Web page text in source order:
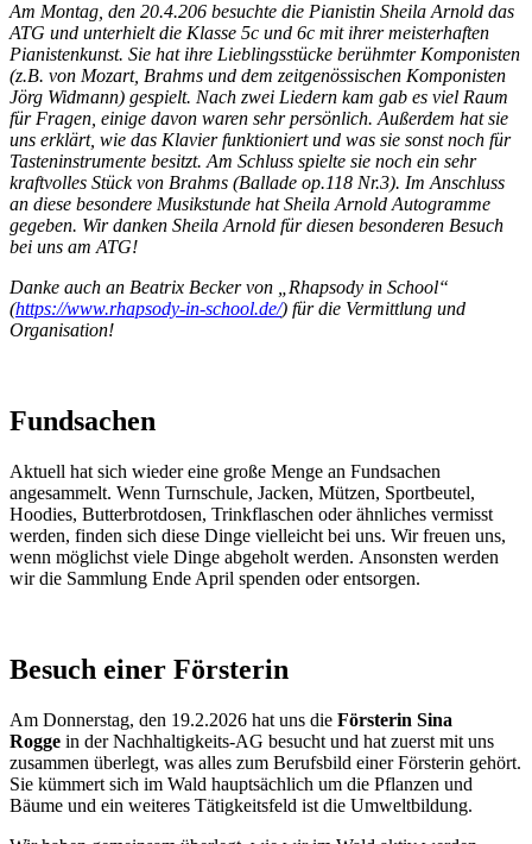
Am Montag, den 20.4.206 besuchte die Pianistin Sheila Arnold das
ATG und unterhielt die Klasse 5c und 6c mit ihrer meisterhaften
Pianistenkunst. Sie hat ihre Lieblingsstücke berühmter Komponisten
(z.B. von Mozart, Brahms und dem zeitgenössischen Komponisten
Jörg Widmann) gespielt. Nach zwei Liedern kam gab es viel Raum
für Fragen, einige davon waren sehr persönlich. Außerdem hat sie
uns erklärt, wie das Klavier funktioniert und was sie sonst noch für
Tasteninstrumente besitzt. Am Schluss spielte sie noch ein sehr
kraftvolles Stück von Brahms (Ballade op.118 Nr.3). Im Anschluss
an diese besondere Musikstunde hat Sheila Arnold Autogramme
gegeben. Wir danken Sheila Arnold für diesen besonderen Besuch
bei uns am ATG!
Danke auch an Beatrix Becker von „Rhapsody in School“
(https://www.rhapsody-in-school.de/) für die Vermittlung und
Organisation!
Fundsachen
Aktuell hat sich wieder eine große Menge an Fundsachen
angesammelt. Wenn Turnschule, Jacken, Mützen, Sportbeutel,
Hoodies, Butterbrotdosen, Trinkflaschen oder ähnliches vermisst
werden, finden sich diese Dinge vielleicht bei uns. Wir freuen uns,
wenn möglichst viele Dinge abgeholt werden. Ansonsten werden
wir die Sammlung Ende April spenden oder entsorgen.
Besuch einer Försterin
Am Donnerstag, den 19.2.2026 hat uns die Försterin Sina
Rogge in der Nachhaltigkeits-AG besucht und hat zuerst mit uns
zusammen überlegt, was alles zum Berufsbild einer Försterin gehört.
Sie kümmert sich im Wald hauptsächlich um die Pflanzen und
Bäume und ein weiteres Tätigkeitsfeld ist die Umweltbildung.